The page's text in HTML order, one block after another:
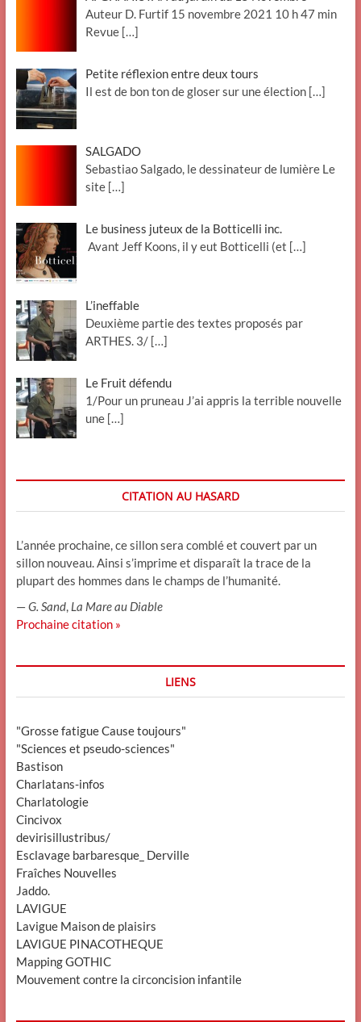
Auteur D. Furtif 15 novembre 2021 10 h 47 min
Revue […]
Petite réflexion entre deux tours
Il est de bon ton de gloser sur une élection […]
SALGADO
Sebastiao Salgado, le dessinateur de lumière Le
site […]
Le business juteux de la Botticelli inc.
Avant Jeff Koons, il y eut Botticelli (et […]
L’ineffable
Deuxième partie des textes proposés par
ARTHES. 3/ […]
Le Fruit défendu
1/Pour un pruneau J’ai appris la terrible nouvelle
une […]
CITATION AU HASARD
L’année prochaine, ce sillon sera comblé et couvert par un
sillon nouveau. Ainsi s’imprime et disparaît la trace de la
plupart des hommes dans le champs de l’humanité.
—G. Sand, La Mare au Diable
Prochaine citation »
LIENS
"Grosse fatigue Cause toujours"
"Sciences et pseudo-sciences"
Bastison
Charlatans-infos
Charlatologie
Cincivox
devirisillustribus/
Esclavage barbaresque_ Derville
Fraîches Nouvelles
Jaddo.
LAVIGUE
Lavigue Maison de plaisirs
LAVIGUE PINACOTHEQUE
Mapping GOTHIC
Mouvement contre la circoncision infantile